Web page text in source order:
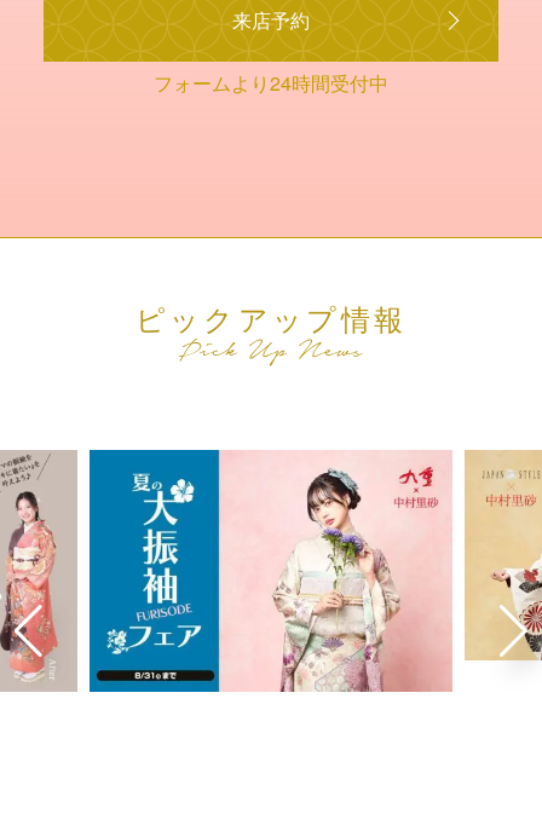
来店予約
フォームより24時間受付中
ピックアップ情報